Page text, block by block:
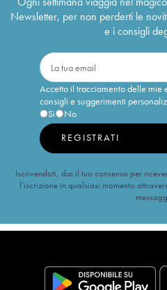
Newsletter, per non perderti le
e i consigli
Accetto il tracciamento delle mie
consigli e suggerimenti
Sì
No
REGISTRATI
Iscrivendoti, dai il tuo consenso per
l’iscrizione in qualsiasi momento